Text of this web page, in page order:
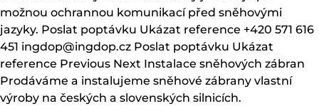
možnou ochrannou komunikací před sněhovými
jazyky. Poslat poptávku Ukázat reference +420 571 616
451 ingdop@ingdop.cz Poslat poptávku Ukázat
reference Previous Next Instalace sněhových zábran
Prodáváme a instalujeme sněhové zábrany vlastní
výroby na českých a slovenských silnicích.